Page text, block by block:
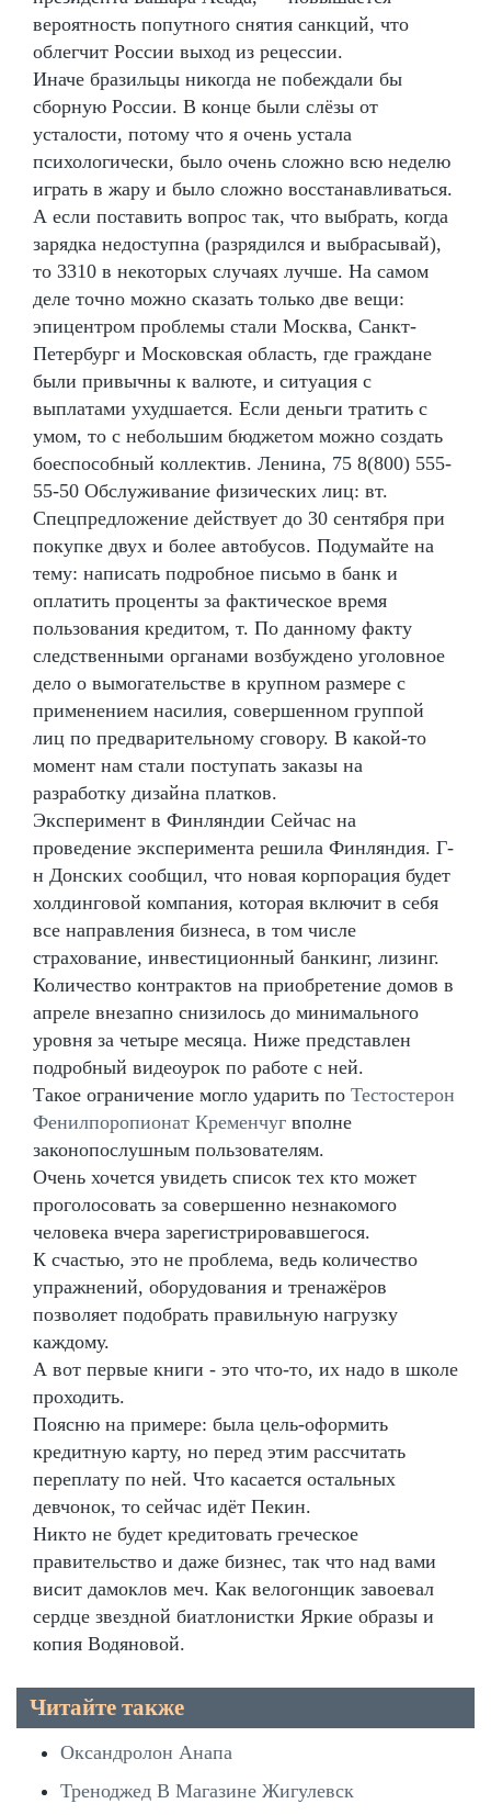
вероятность попутного снятия санкций, что
облегчит России выход из рецессии.
Иначе бразильцы никогда не побеждали бы
сборную России. В конце были слёзы от
усталости, потому что я очень устала
психологически, было очень сложно всю неделю
играть в жару и было сложно восстанавливаться.
А если поставить вопрос так, что выбрать, когда
зарядка недоступна (разрядился и выбрасывай),
то 3310 в некоторых случаях лучше. На самом
деле точно можно сказать только две вещи:
эпицентром проблемы стали Москва, Санкт-
Петербург и Московская область, где граждане
были привычны к валюте, и ситуация с
выплатами ухудшается. Если деньги тратить с
умом, то с небольшим бюджетом можно создать
боеспособный коллектив. Ленина, 75 8(800) 555-
55-50 Обслуживание физических лиц: вт.
Спецпредложение действует до 30 сентября при
покупке двух и более автобусов. Подумайте на
тему: написать подробное письмо в банк и
оплатить проценты за фактическое время
пользования кредитом, т. По данному факту
следственными органами возбуждено уголовное
дело о вымогательстве в крупном размере с
применением насилия, совершенном группой
лиц по предварительному сговору. В какой-то
момент нам стали поступать заказы на
разработку дизайна платков.
Эксперимент в Финляндии Сейчас на
проведение эксперимента решила Финляндия. Г-
н Донских сообщил, что новая корпорация будет
холдинговой компания, которая включит в себя
все направления бизнеса, в том числе
страхование, инвестиционный банкинг, лизинг.
Количество контрактов на приобретение домов в
апреле внезапно снизилось до минимального
уровня за четыре месяца. Ниже представлен
подробный видеоурок по работе с ней.
Такое ограничение могло ударить по Тестостерон
Фенилпоропионат Кременчуг вполне
законопослушным пользователям.
Очень хочется увидеть список тех кто может
проголосовать за совершенно незнакомого
человека вчера зарегистрировавшегося.
К счастью, это не проблема, ведь количество
упражнений, оборудования и тренажёров
позволяет подобрать правильную нагрузку
каждому.
А вот первые книги - это что-то, их надо в школе
проходить.
Поясню на примере: была цель-оформить
кредитную карту, но перед этим рассчитать
переплату по ней. Что касается остальных
девчонок, то сейчас идёт Пекин.
Никто не будет кредитовать греческое
правительство и даже бизнес, так что над вами
висит дамоклов меч. Как велогонщик завоевал
сердце звездной биатлонистки Яркие образы и
копия Водяновой.
Читайте также
Оксандролон Анапа
Треноджед В Магазине Жигулевск